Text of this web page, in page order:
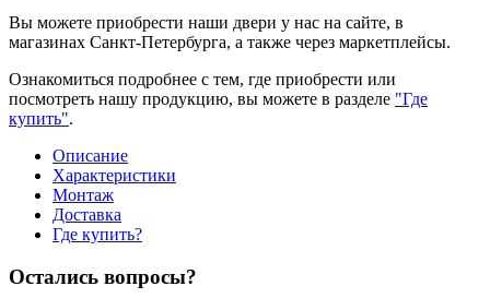
Вы можете приобрести наши двери у нас на сайте, в
магазинах Санкт-Петербурга, а также через маркетплейсы.
Ознакомиться подробнее с тем, где приобрести или
посмотреть нашу продукцию, вы можете в разделе "Где
купить".
Описание
Характеристики
Монтаж
Доставка
Где купить?
Остались вопросы?